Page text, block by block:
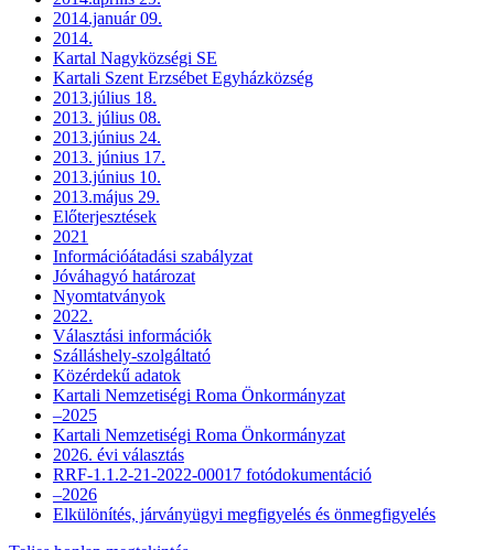
2014.január 09.
2014.
Kartal Nagyközségi SE
Kartali Szent Erzsébet Egyházközség
2013.július 18.
2013. július 08.
2013.június 24.
2013. június 17.
2013.június 10.
2013.május 29.
Előterjesztések
2021
Információátadási szabályzat
Jóváhagyó határozat
Nyomtatványok
2022.
Választási információk
Szálláshely-szolgáltató
Közérdekű adatok
Kartali Nemzetiségi Roma Önkormányzat
–2025
Kartali Nemzetiségi Roma Önkormányzat
2026. évi választás
RRF-1.1.2-21-2022-00017 fotódokumentáció
–2026
Elkülönítés, járványügyi megfigyelés és önmegfigyelés